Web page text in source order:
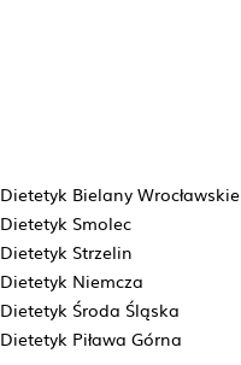
Dietetyk Bielany Wrocławskie
Dietetyk Smolec
Dietetyk Strzelin
Dietetyk Niemcza
Dietetyk Środa Śląska
Dietetyk Piława Górna